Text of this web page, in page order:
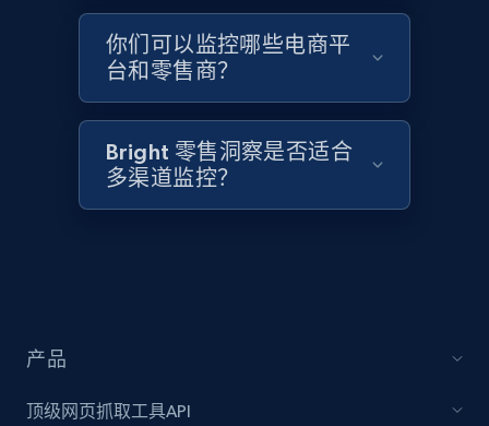
Home Depot US - Discover products by
specified UPC
URL, Domain, Country code, Model number,
and more.
你们可以监控哪些电商平
台和零售商？
Bright 零售洞察是否适合
多渠道监控？
产品
顶级网页抓取工具API